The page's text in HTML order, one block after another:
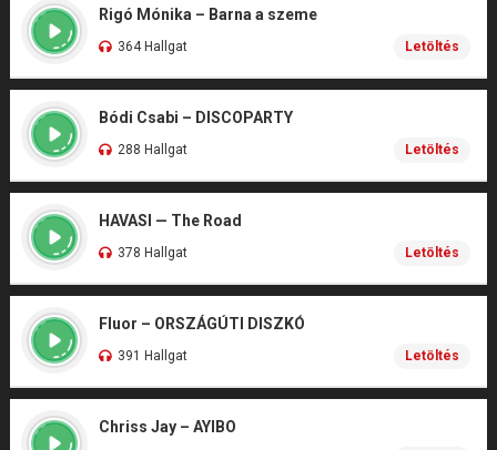
Rigó Mónika – Barna a szeme
364 Hallgat Letöltés
Bódi Csabi – DISCOPARTY
288 Hallgat Letöltés
HAVASI — The Road
378 Hallgat Letöltés
Fluor – ORSZÁGÚTI DISZKÓ
391 Hallgat Letöltés
Chriss Jay – AYIBO